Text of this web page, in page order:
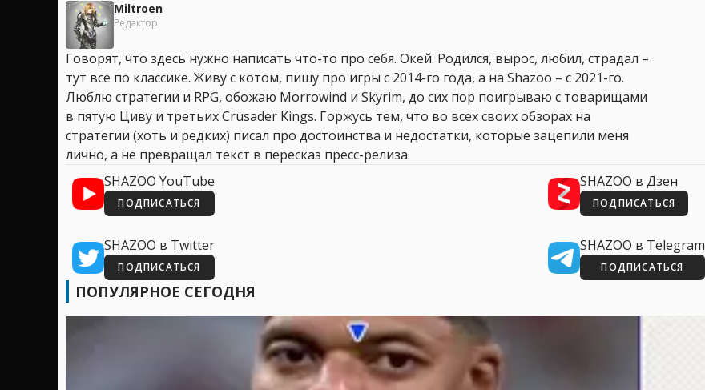
Miltroen
Редактор
Говорят, что здесь нужно написать что-то про себя. Окей. Родился, вырос, любил, страдал –
тут все по классике. Живу с котом, пишу про игры с 2014-го года, а на Shazoo – с 2021-го.
Люблю стратегии и RPG, обожаю Morrowind и Skyrim, до сих пор поигрываю с товарищами
в пятую Циву и третьих Crusader Kings. Горжусь тем, что во всех своих обзорах на
стратегии (хоть и редких) писал про достоинства и недостатки, которые зацепили меня
лично, а не превращал текст в пересказ пресс-релиза.
SHAZOO YouTube
ПОДПИСАТЬСЯ
SHAZOO в Дзен
ПОДПИСАТЬСЯ
SHAZOO в Twitter
ПОДПИСАТЬСЯ
SHAZOO в Telegram
ПОДПИСАТЬСЯ
ПОПУЛЯРНОЕ СЕГОДНЯ